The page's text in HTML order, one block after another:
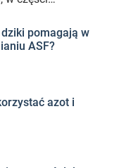
pomagają w
ASF?
ASF? -
azot i
na ten temat